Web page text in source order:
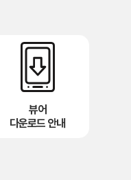
뷰어
다운로드 안내